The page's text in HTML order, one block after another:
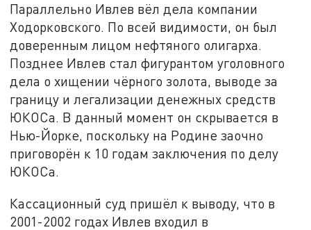
Параллельно Ивлев вёл дела компании
Ходорковского. По всей видимости, он был
доверенным лицом нефтяного олигарха.
Позднее Ивлев стал фигурантом уголовного
дела о хищении чёрного золота, выводе за
границу и легализации денежных средств
ЮКОСа. В данный момент он скрывается в
Нью-Йорке, поскольку на Родине заочно
приговорён к 10 годам заключения по делу
ЮКОСа.
Кассационный суд пришёл к выводу, что в
2001-2002 годах Ивлев входил в